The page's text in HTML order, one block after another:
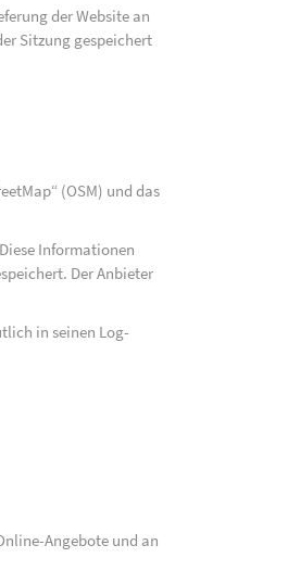
der Website an
Sitzung gespeichert
(OSM) und das
Informationen
Der Anbieter
in seinen Log-
Angebote und an